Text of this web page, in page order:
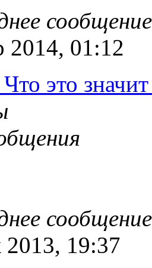
сообщение
2014, 01:12
это
сообщение
2013, 19:37